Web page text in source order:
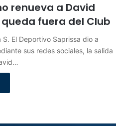
renueva a David
queda fuera del Club
S. El Deportivo Saprissa dio a
sus redes sociales, la salida